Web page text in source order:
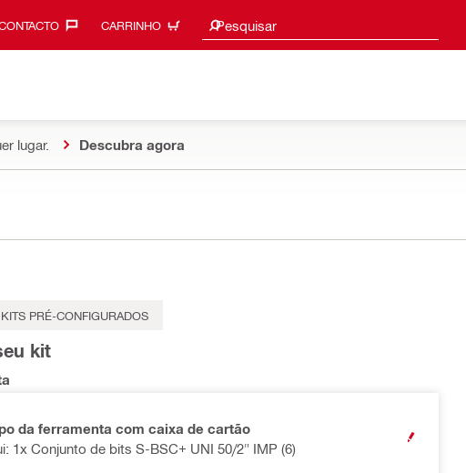
CARRINHO Pesquisar
Procurar sugestões
lugar. Descubra agora
KITS PRÉ-CONFIGURADOS
kit
da ferramenta com caixa de cartão
1x Conjunto de bits S-BSC+ UNI 50/2" IMP (6)
OPEN